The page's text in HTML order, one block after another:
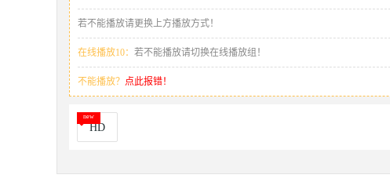
若不能播放请更换上方播放方式！
在线播放10： 若不能播放请切换在线播放组！
不能播放？ 点此报错！
HD